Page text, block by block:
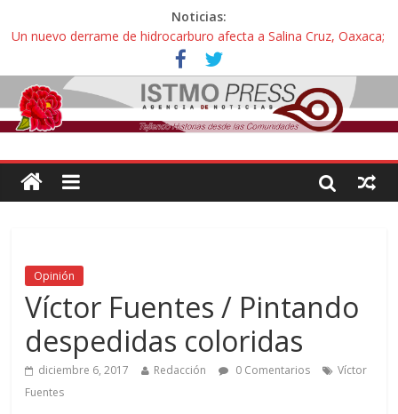
Noticias:
Un nuevo derrame de hidrocarburo afecta a Salina Cruz, Oaxaca;
ahora pescadores de Salinas del Marqués denuncian daños de
Pemex
Ángel, el joven autista expulsado por la Universidad Bienestar de
Ixtepec, Oaxaca vuelve a las aulas tras amparo
Familiares de periodista Alejandro Leyva se reúnen con titular de
intelectuales de su asesinato
Alertan pescadores de Juchitán, Oaxaca de nuevo despojo de su
Opinión
Víctor Fuentes / Pintando
despedidas coloridas
diciembre 6, 2017 Redacción 0 Comentarios
Víctor
Fuentes